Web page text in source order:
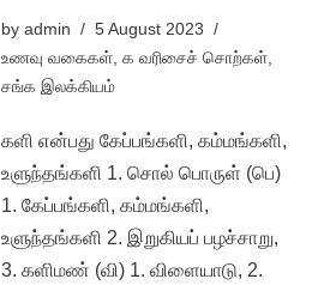
by admin
5 August 2023
உணவு வகைகள், க வரிசைச் சொற்கள்,
சங்க இலக்கியம்
களி என்பது கேப்பங்களி, கம்மங்களி,
உளுந்தங்களி 1. சொல் பொருள் (பெ)
1. கேப்பங்களி, கம்மங்களி,
உளுந்தங்களி 2. இறுகியப் பழச்சாறு,
3. களிமண் (வி) 1. விளையாடு, 2.